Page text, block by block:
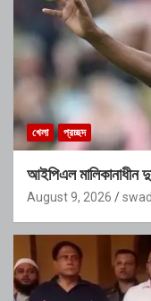
খেলা প্রচ্ছদ
আইপিএল মালিকানাধীন
August 9, 2026